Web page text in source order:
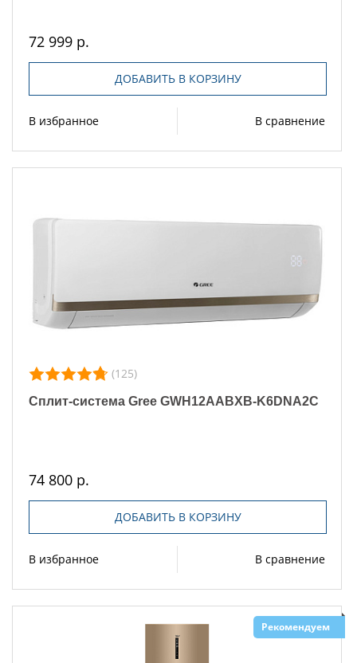
72 999 р.
ДОБАВИТЬ В КОРЗИНУ
В избранное В сравнение
(125)
Сплит-система Gree GWH12AABXB-K6DNA2C
74 800 р.
ДОБАВИТЬ В КОРЗИНУ
В избранное В сравнение
Рекомендуем